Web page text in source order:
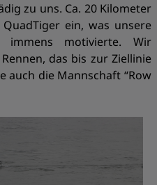
zu uns. Ca. 20 Kilometer
ein, was unsere
immens motivierte. Wir
das bis zur Ziellinie
auch die Mannschaft “Row